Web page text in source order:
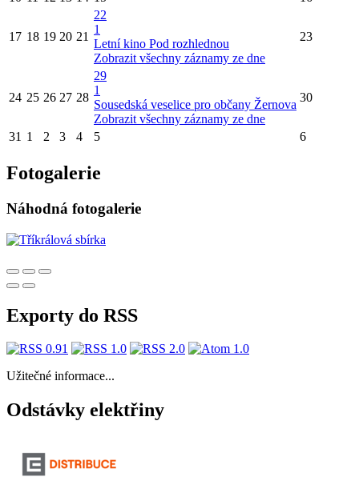
17 18 19 20 21
22
1
Letní kino Pod rozhlednou
Zobrazit všechny záznamy ze dne
23
24 25 26 27 28
29
1
Sousedská veselice pro občany Žernova
Zobrazit všechny záznamy ze dne
30
31 1 2 3 4 5 6
Fotogalerie
Náhodná fotogalerie
Exporty do RSS
Užitečné informace...
Odstávky elektřiny